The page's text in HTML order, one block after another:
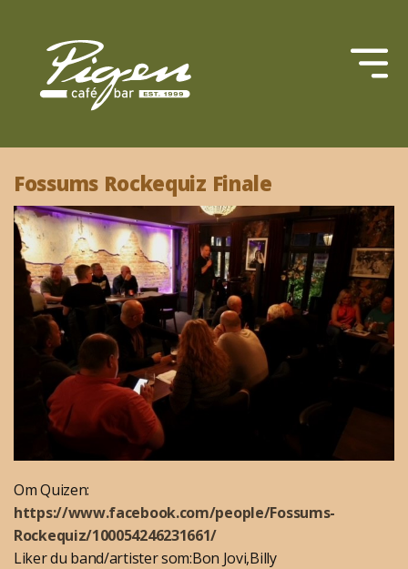
Fossums Rockequiz Finale
Om Quizen:
https://www.facebook.com/people/Fossums-
Rockequiz/100054246231661/
Liker du band/artister som:Bon Jovi,Billy